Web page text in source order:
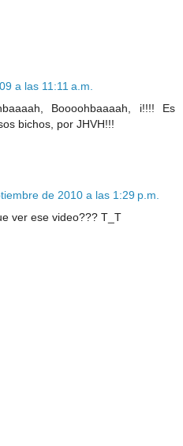
a las 11:11 a.m.
Boooohbaaaah, i!!!! Es
bichos, por JHVH!!!
de 2010 a las 1:29 p.m.
ver ese video??? T_T